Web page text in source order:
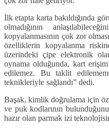
İlk etapta karta bakıldığında
olmadığının
kopyalanmasının çok zor
özelliklerin kopyalanma
üzerindeki çipe elektronik
oynama olduğunda, kart erişim
edilemez. Bu taklit
teknikleriyle sağlandı” dedi.
Başak, kimlik doğrulama için
ve puk kodlarının
hazır olan parmak izi